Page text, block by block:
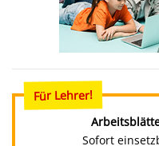
Für Lehrer!
Sofort